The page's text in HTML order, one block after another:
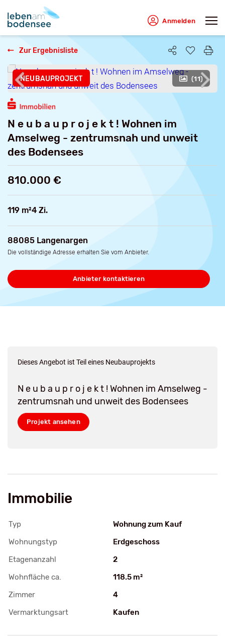
Anmelden
Zur Ergebnisliste
NEUBAUPROJEKT (11)
N e u b a u p r o j e k t ! Wohnen im
Amselweg - zentrumsnah und unweit
des Bodensees
810.000 €
119 m²4 Zi.
88085 Langenargen
Die vollständige Adresse erhalten Sie vom Anbieter.
Anbieter kontaktieren
Dieses Angebot ist Teil eines Neubauprojekts
N e u b a u p r o j e k t ! Wohnen im Amselweg -
zentrumsnah und unweit des Bodensees
Projekt ansehen
Immobilie
Typ
Wohnung zum Kauf
Wohnungstyp
Erdgeschoss
Etagenanzahl
2
Wohnfläche ca.
118.5 m²
Zimmer
4
Vermarktungsart
Kaufen